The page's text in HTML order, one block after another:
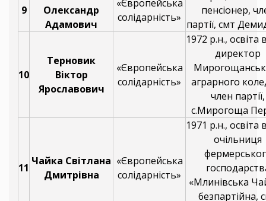
9
Олександр
Адамович
«Європейська
солідарність»
пенсіонер,
партії, смт
10
Терновик
Віктор
Ярославович
«Європейська
солідарність»
1972 р.н.,
директор
аграрного
член партії,
с.Мирогоща
11
Чайка Світлана
Дмитрівна
«Європейська
солідарність»
1971 р.н.,
очільниця
«Млинівська
безпартійна,